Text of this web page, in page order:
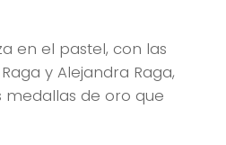
en el pastel, con las
y Alejandra Raga,
de oro que